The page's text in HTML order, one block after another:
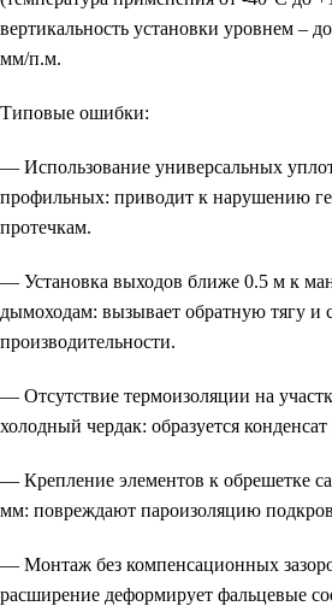
вертикальность установки уровнем –
мм/п.м.
Типовые ошибки:
— Использование универсальных
профильных: приводит к нарушению
протечкам.
— Установка выходов ближе 0.5 м к
дымоходам: вызывает обратную тягу и
производительности.
— Отсутствие термоизоляции на
холодный чердак: образуется
— Крепление элементов к обрешетке
мм: повреждают пароизоляцию
— Монтаж без компенсационных
расширение деформирует фальцевые